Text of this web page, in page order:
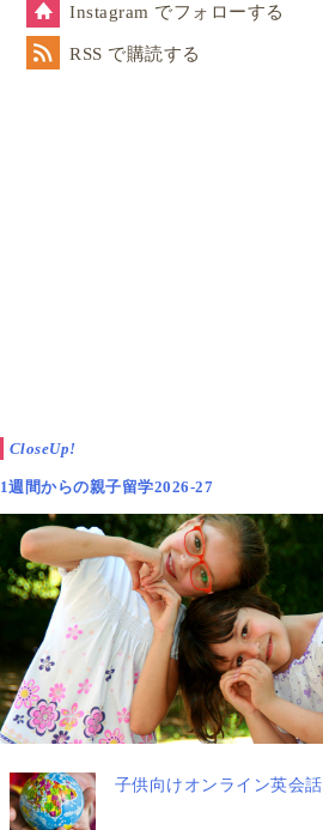
Instagram でフォローする
RSS で購読する
CloseUp!
1週間からの親子留学2026-27
子供向けオンライン英会話